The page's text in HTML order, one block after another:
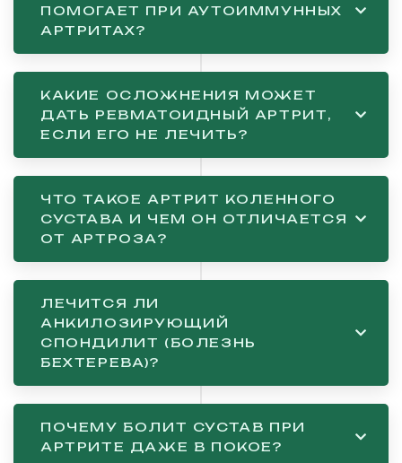
ПОМОГАЕТ ПРИ АУТОИММУННЫХ
АРТРИТАХ?
КАКИЕ ОСЛОЖНЕНИЯ МОЖЕТ
ДАТЬ РЕВМАТОИДНЫЙ АРТРИТ,
ЕСЛИ ЕГО НЕ ЛЕЧИТЬ?
ЧТО ТАКОЕ АРТРИТ КОЛЕННОГО
СУСТАВА И ЧЕМ ОН ОТЛИЧАЕТСЯ
ОТ АРТРОЗА?
ЛЕЧИТСЯ ЛИ
АНКИЛОЗИРУЮЩИЙ
СПОНДИЛИТ (БОЛЕЗНЬ
БЕХТЕРЕВА)?
ПОЧЕМУ БОЛИТ СУСТАВ ПРИ
АРТРИТЕ ДАЖЕ В ПОКОЕ?